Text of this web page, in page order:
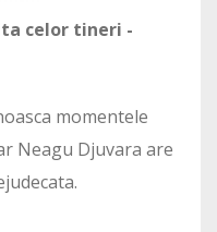
celor tineri -
momentele
Neagu Djuvara are